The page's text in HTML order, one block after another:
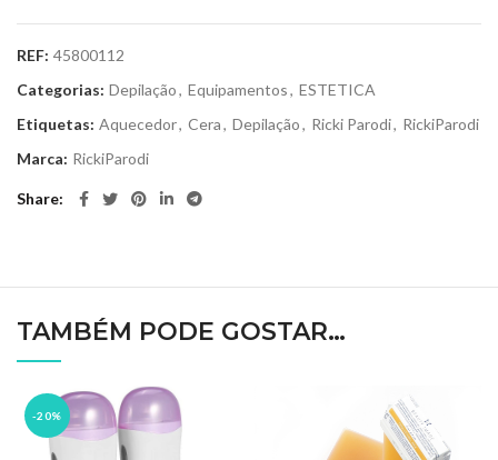
REF: 45800112
Categorias: Depilação, Equipamentos, ESTETICA
Etiquetas: Aquecedor, Cera, Depilação, Ricki Parodi, RickiParodi
Marca: RickiParodi
Share
TAMBÉM PODE GOSTAR…
-20%